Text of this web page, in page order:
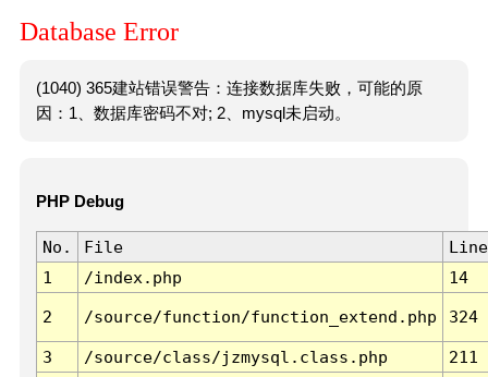
Database Error
(1040) 365建站错误警告：连接数据库失败，可能的原
因：1、数据库密码不对; 2、mysql未启动。
PHP Debug
No. File
Line
1
/index.php 14
2 /source/function/function_extend.php 324
3 /source/class/jzmysql.class.php
211